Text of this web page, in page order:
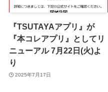
『TSUTAYAアプリ』が
『本コレアプリ』としてリ
ニューアル 7月22日(火)よ
り
2025年7月17日